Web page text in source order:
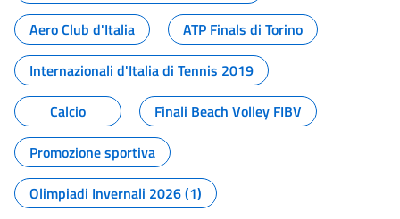
Aero Club d'Italia
ATP Finals di Torino
Internazionali d'Italia di Tennis 2019
Calcio
Finali Beach Volley FIBV
Promozione sportiva
Olimpiadi Invernali 2026 (1)